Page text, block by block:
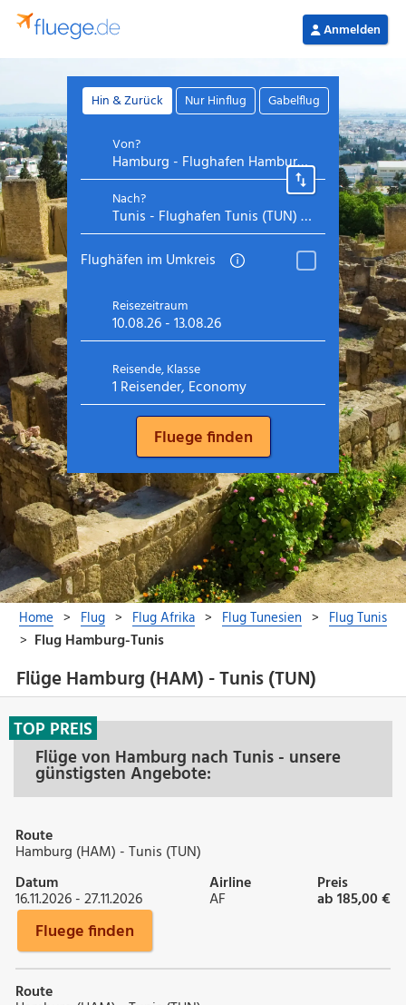
Flüge Hamburg (HAM) - Tunis (TUN)
Flüge von Hamburg nach Tunis - unsere
günstigsten Angebote:
TOP PREIS
Route
Hamburg (HAM) - Tunis (TUN)
Datum
16.11.2026 - 27.11.2026
Airline
AF
Preis
ab 185,00 €
Fluege finden
Route